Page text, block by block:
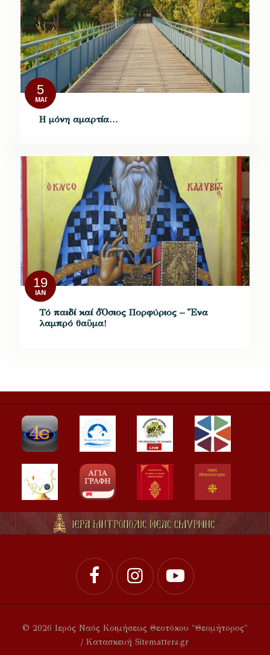
5
ΜΆΙ
H μόνη αμαρτία…
19
ΙΑΝ
Τό παιδί καί ὁ Ὅσιος Πορφύριος – Ἕνα
λαμπρό θαῦμα!
© 2026 Ιερός Ναός Κοιμήσεως Θεοτόκου "Θεομήτορος"
/ Κατασκευή Sitematters.gr